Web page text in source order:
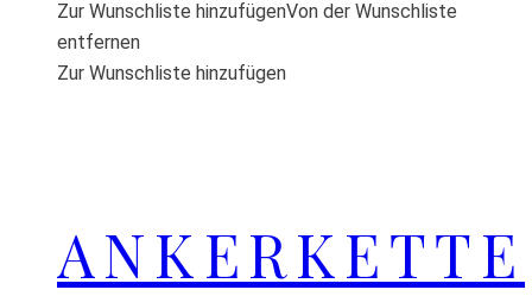
Zur Wunschliste hinzufügenVon der Wunschliste
entfernen
Zur Wunschliste hinzufügen
ANKERKETTE